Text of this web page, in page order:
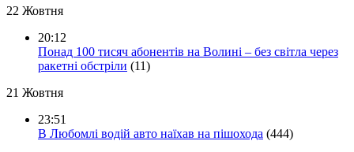
22 Жовтня
20:12
Понад 100 тисяч абонентів на Волині – без світла через
ракетні обстріли (11)
21 Жовтня
23:51
В Любомлі водій авто наїхав на пішохода (444)